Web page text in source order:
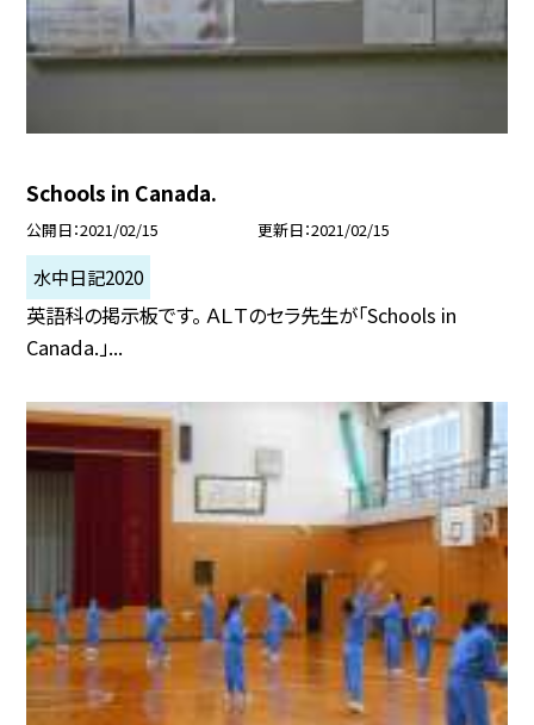
Schools in Canada.
公開日 2021/02/15 更新日 2021/02/15
水中日記2020
英語科の掲示板です。 ＡＬＴのセラ先生が「Schools in
Canada.」...